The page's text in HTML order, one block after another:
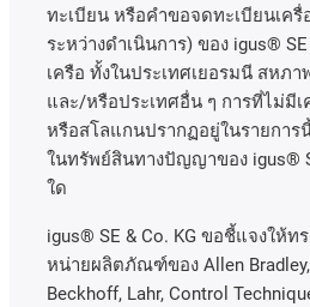
ทะเบียน หรือคำขอจดทะเบียนเครื่
ระหว่างดำเนินการ) ของ igus® SE
เครือ ทั้งในประเทศเยอรมนี สหภา
และ/หรือประเทศอื่น ๆ การที่ไม่มีเ
หรือสโลแกนปรากฏอยู่ในรายการ
ในทรัพย์สินทางปัญญาของ igus®
ใด
igus® SE & Co. KG ขอชี้แจงให้ท
หน่ายผลิตภัณฑ์ของ Allen Bradley,
Beckhoff, Lahr, Control